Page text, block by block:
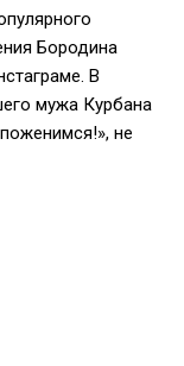
Бородина
В
мужа Курбана
не